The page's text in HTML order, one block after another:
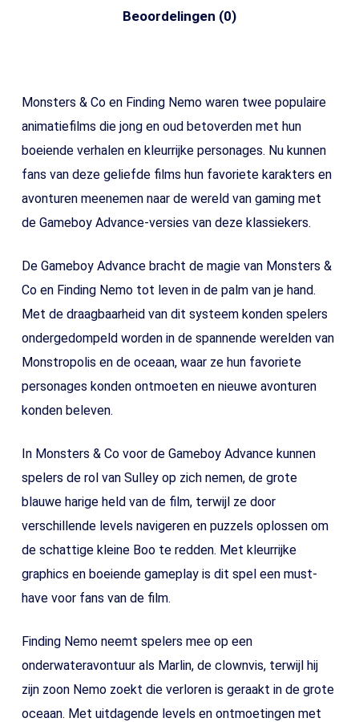
Beoordelingen (0)
Monsters & Co en Finding Nemo waren twee populaire
animatiefilms die jong en oud betoverden met hun
boeiende verhalen en kleurrijke personages. Nu kunnen
fans van deze geliefde films hun favoriete karakters en
avonturen meenemen naar de wereld van gaming met
de Gameboy Advance-versies van deze klassiekers.
De Gameboy Advance bracht de magie van Monsters &
Co en Finding Nemo tot leven in de palm van je hand.
Met de draagbaarheid van dit systeem konden spelers
ondergedompeld worden in de spannende werelden van
Monstropolis en de oceaan, waar ze hun favoriete
personages konden ontmoeten en nieuwe avonturen
konden beleven.
In Monsters & Co voor de Gameboy Advance kunnen
spelers de rol van Sulley op zich nemen, de grote
blauwe harige held van de film, terwijl ze door
verschillende levels navigeren en puzzels oplossen om
de schattige kleine Boo te redden. Met kleurrijke
graphics en boeiende gameplay is dit spel een must-
have voor fans van de film.
Finding Nemo neemt spelers mee op een
onderwateravontuur als Marlin, de clownvis, terwijl hij
zijn zoon Nemo zoekt die verloren is geraakt in de grote
oceaan. Met uitdagende levels en ontmoetingen met